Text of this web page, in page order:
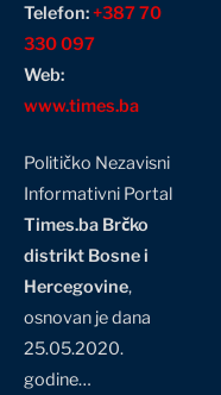
Telefon:+387 70
330 097
Web:
www.times.ba
Političko Nezavisni
Informativni Portal
Times.ba Brčko
distrikt Bosne i
Hercegovine,
osnovan je dana
25.05.2020.
godine…